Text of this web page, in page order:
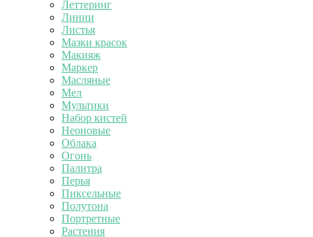
Леттеринг
Линии
Листья
Мазки красок
Макияж
Маркер
Масляные
Мел
Мультики
Набор кистей
Неоновые
Облака
Огонь
Палитра
Перья
Пиксельные
Полутона
Портретные
Растения